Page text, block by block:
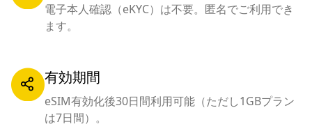
電子本人確認（eKYC）は不要。匿名でご利用でき
ます。
有効期間
eSIM有効化後30日間利用可能（ただし1GBプラン
は7日間）。